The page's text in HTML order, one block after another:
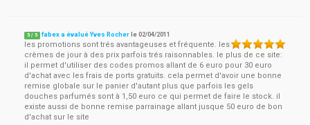
5 / 5 fabex a évalué Yves Rocher le02/04/2011
les promotions sont trés avantageuses et fréquente. les
crèmes de jour à des prix parfois trés raisonnables. le plus de ce site:
il permet d'utiliser des codes promos allant de 6 euro pour 30 euro
d'achat avec les frais de ports gratuits. cela permet d'avoir une bonne
remise globale sur le panier d'autant plus que parfois les gels
douches parfumés sont à 1,50 euro ce qui permet de faire le stock. il
existe aussi de bonne remise parrainage allant jusque 50 euro de bon
d'achat sur le site